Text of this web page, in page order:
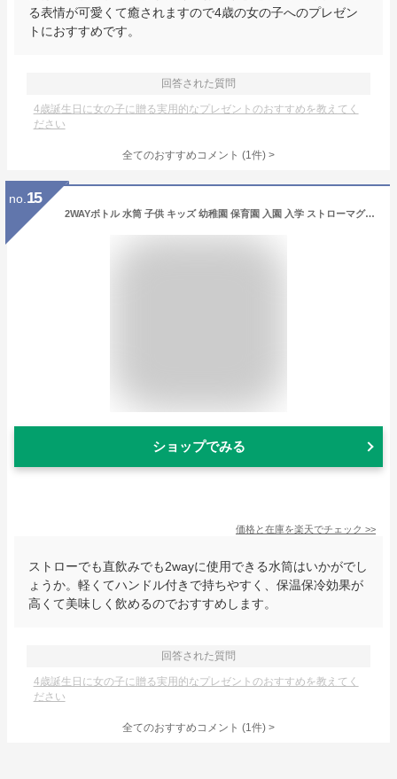
る表情が可愛くて癒されますので4歳の女の子へのプレゼン
トにおすすめです。
回答された質問
4歳誕生日に女の子に贈る実用的なプレゼントのおすすめを教えてく
ださい
全てのおすすめコメント (1件) >
no. 15
2WAYボトル 水筒 子供 キッズ 幼稚園 保育園 入園 入学 ストローマグ ストロー水筒 直飲み 480ml 490ml | 小学校 保冷保温 魔法瓶 真空断熱 洗いやすい ワンタッチ 肩紐付き 軽い 軽量 洗いやすい 3歳 4歳 5歳 女の子 男の子 子ども かわいい ピーコック APD-50W
ショップでみる
価格と在庫を楽天でチェック >>
ストローでも直飲みでも2wayに使用できる水筒はいかがでし
ょうか。軽くてハンドル付きで持ちやすく、保温保冷効果が
高くて美味しく飲めるのでおすすめします。
回答された質問
4歳誕生日に女の子に贈る実用的なプレゼントのおすすめを教えてく
ださい
全てのおすすめコメント (1件) >